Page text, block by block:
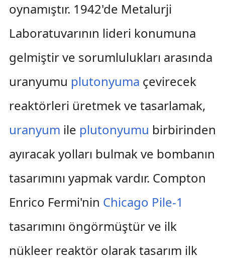
oynamıştır. 1942'de Metalurji
Laboratuvarının lideri konumuna
gelmiştir ve sorumlulukları arasında
uranyumu plutonyuma çevirecek
reaktörleri üretmek ve tasarlamak,
uranyum ile plutonyumu birbirinden
ayıracak yolları bulmak ve bombanın
tasarımını yapmak vardır. Compton
Enrico Fermi'nin Chicago Pile-1
tasarımını öngörmüştür ve ilk
nükleer reaktör olarak tasarım ilk